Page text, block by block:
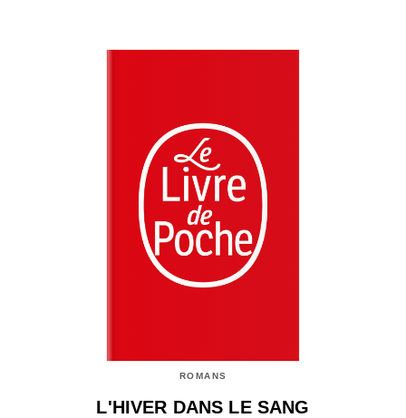
ROMANS
L'HIVER DANS LE SANG